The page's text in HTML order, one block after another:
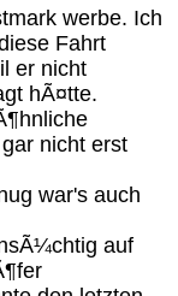
werbe. Ich
Fahrt
er nicht
hÃ¤tte.
nicht erst
war's auch
auf